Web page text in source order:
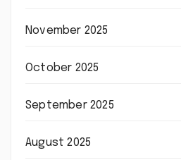
November 2025
October 2025
September 2025
August 2025